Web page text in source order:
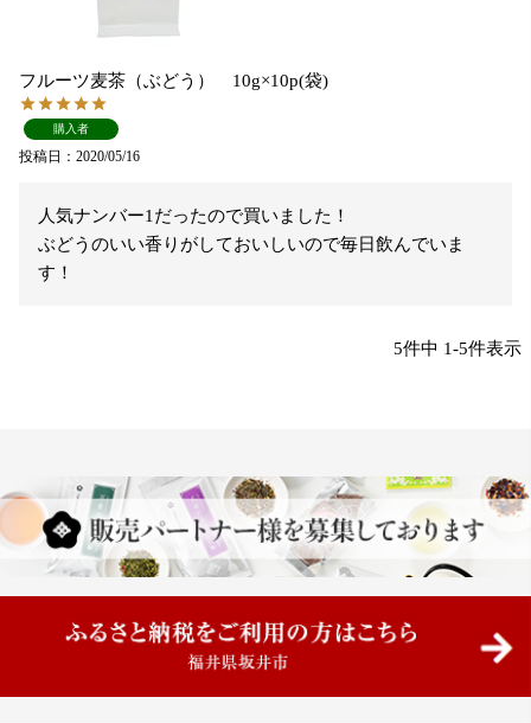
フルーツ麦茶（ぶどう） 10g×10p(袋)
購入者
投稿日 2020/05/16
人気ナンバー1だったので買いました！
ぶどうのいい香りがしておいしいので毎日飲んでいま
す！
5件中 1-5件表示